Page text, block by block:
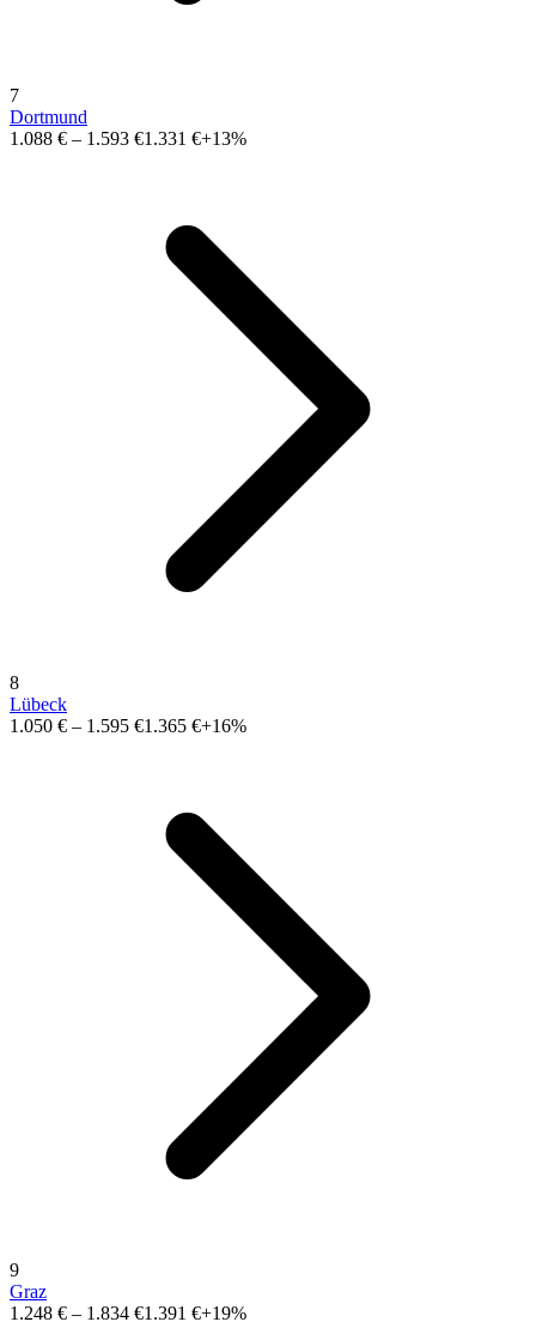
7
Dortmund
1.088 € – 1.593 €1.331 €+13%
8
Lübeck
1.050 € – 1.595 €1.365 €+16%
9
Graz
1.248 € – 1.834 €1.391 €+19%